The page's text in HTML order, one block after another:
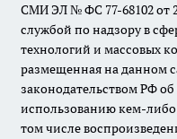
СМИ ЭЛ № ФС 77-68102 от
службой по надзору в
технологий и массовых
размещенная на данном
законодательством РФ
использованию кем-
том числе